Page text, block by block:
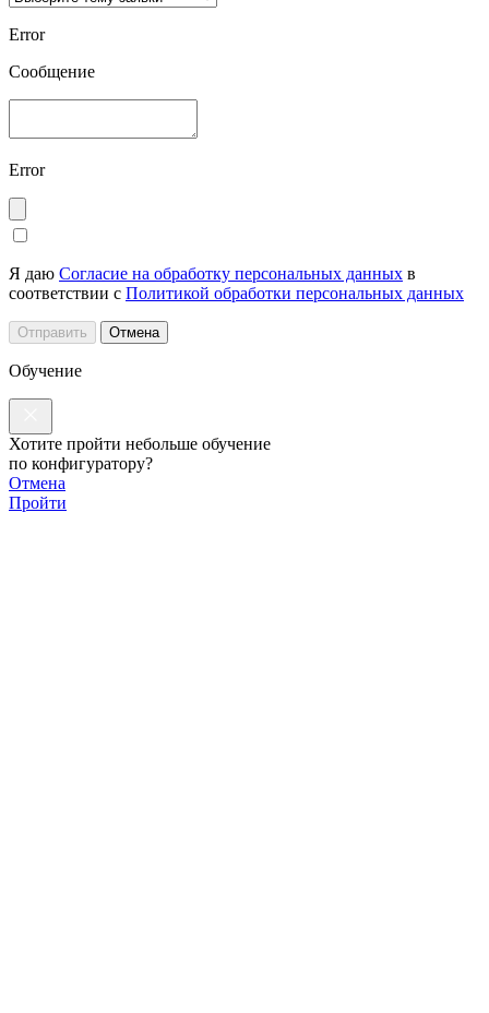
Error
Сообщение
Error
Я даю Согласие на обработку персональных данных в
соответствии с Политикой обработки персональных данных
Отправить Отмена
Обучение
Хотите пройти небольше обучение
по конфигуратору?
Отмена
Пройти